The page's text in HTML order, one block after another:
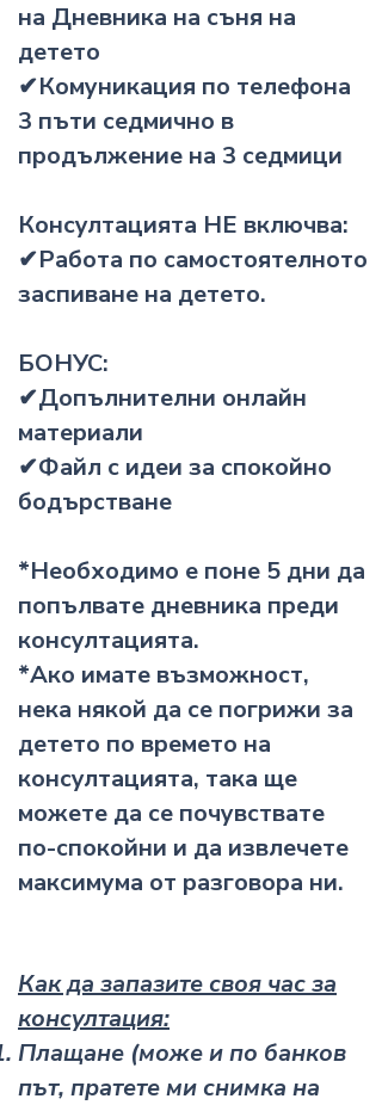
на Дневника на съня на
детето
✔Комуникация по телефона
3 пъти седмично в
продължение на 3 седмици
Консултацията НЕ включва:
✔Работа по самостоятелното
заспиване на детето.
БОНУС:
✔Допълнителни онлайн
материали
✔Файл с идеи за спокойно
бодърстване
*Необходимо е поне 5 дни да
попълвате дневника преди
консултацията.
*Ако имате възможност,
нека някой да се погрижи за
детето по времето на
консултацията, така ще
можете да се почувствате
по-спокойни и да извлечете
максимума от разговора ни.
Как да запазите своя час за
консултация:
Плащане (може и по банков
път, пратете ми снимка на